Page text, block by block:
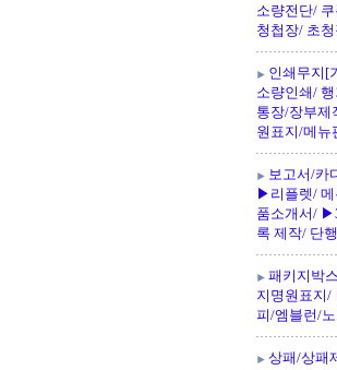
소량전단/
청첩장/ 초
인쇄무지[
소량인쇄/
통장/장부제
원표지/메뉴
보고서/카
▶리플렛/ 메
품소개서/
록 제작/ 단
패키지박
지명원표지
피/엠블런/
상패/상패